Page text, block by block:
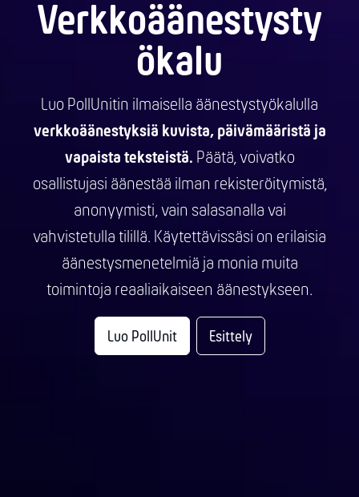
Verkkoäänestysty
ökalu
Luo PollUnitin ilmaisella äänestystyökalulla
verkkoäänestyksiä kuvista, päivämääristä ja
vapaista teksteistä. Päätä, voivatko
osallistujasi äänestää ilman rekisteröitymistä,
anonyymisti, vain salasanalla vai
vahvistetulla tilillä. Käytettävissäsi on erilaisia
äänestysmenetelmiä ja monia muita
toimintoja reaaliaikaiseen äänestykseen.
Luo PollUnit Esittely